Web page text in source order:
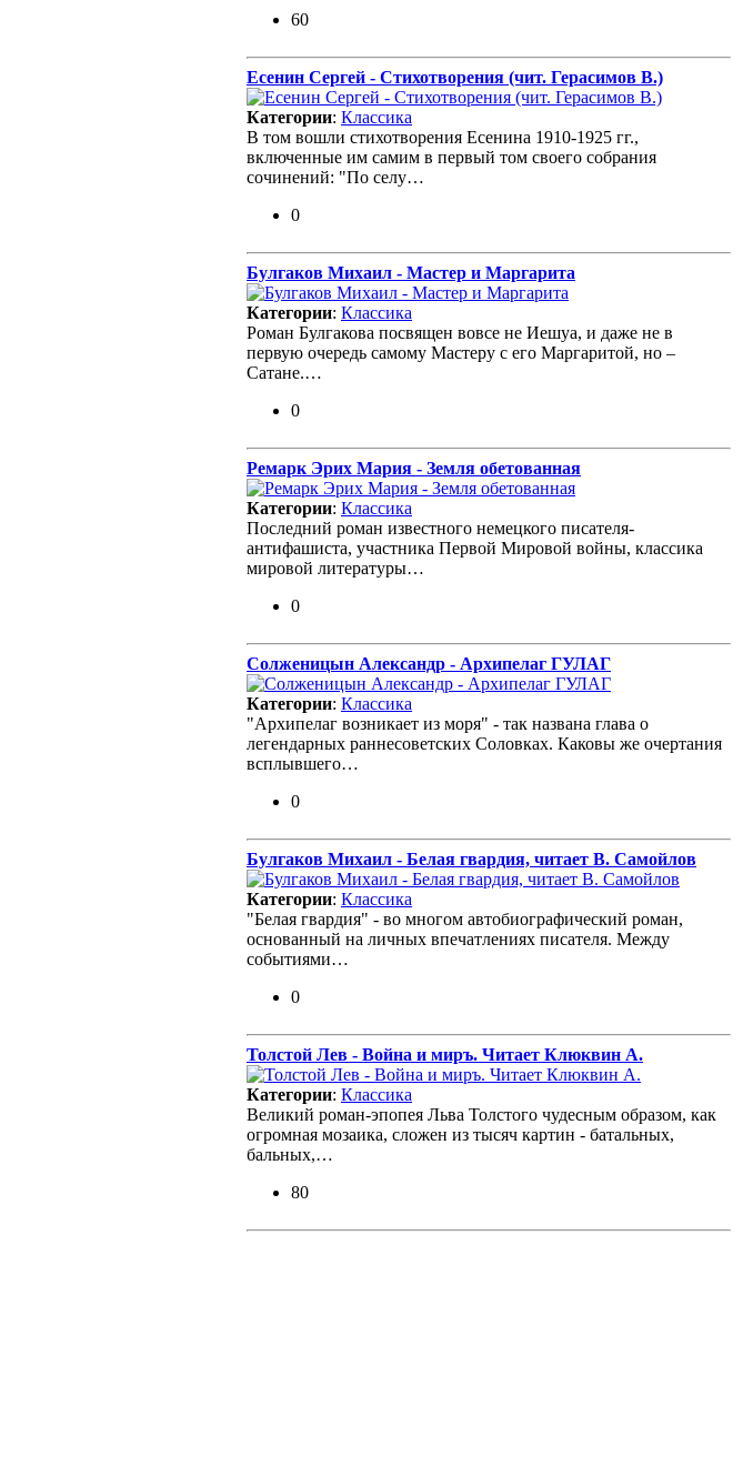
60
Есенин Сергей - Стихотворения (чит. Герасимов В.)
Категории: Классика
В том вошли стихотворения Есенина 1910-1925 гг.,
включенные им самим в первый том своего собрания
сочинений: "По селу…
0
Булгаков Михаил - Мастер и Маргарита
Категории: Классика
Роман Булгакова посвящен вовсе не Иешуа, и даже не в
первую очередь самому Мастеру с его Маргаритой, но –
Сатане.…
0
Ремарк Эрих Мария - Земля обетованная
Категории: Классика
Последний роман известного немецкого писателя-
антифашиста, участника Первой Мировой войны, классика
мировой литературы…
0
Солженицын Александр - Архипелаг ГУЛАГ
Категории: Классика
"Архипелаг возникает из моря" - так названа глава о
легендарных раннесоветских Соловках. Каковы же очертания
всплывшего…
0
Булгаков Михаил - Белая гвардия, читает В. Самойлов
Категории: Классика
"Белая гвардия" - во многом автобиографический роман,
основанный на личных впечатлениях писателя. Между
событиями…
0
Толстой Лев - Война и миръ. Читает Клюквин А.
Категории: Классика
Великий роман-эпопея Льва Толстого чудесным образом, как
огромная мозаика, сложен из тысяч картин - батальных,
бальных,…
80